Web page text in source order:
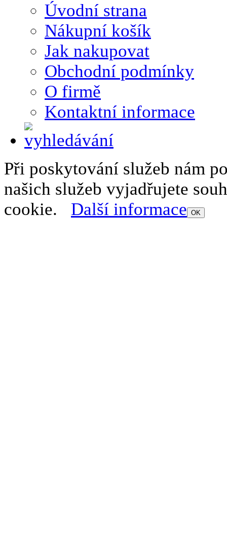
Úvodní strana
Nákupní košík
Jak nakupovat
Obchodní podmínky
O firmě
Kontaktní informace
Při poskytování služeb nám
našich služeb vyjadřujete
cookie. Další informace